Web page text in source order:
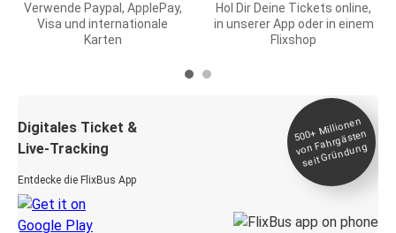
Verwende Paypal, ApplePay,
Visa und internationale
Karten
Hol Dir Deine Tickets online,
in unserer App oder in einem
Flixshop
Digitales Ticket &
Live-Tracking
Entdecke die FlixBus App
500+
Millionen
von Fahrgästen
seit
Gründung